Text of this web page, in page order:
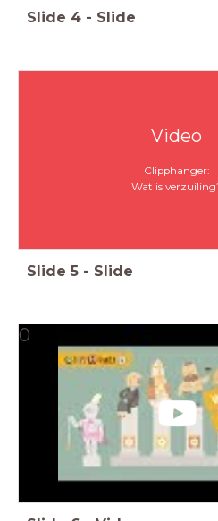
Slide 4 - Slide
Video
Clipphanger:
Wat is
Slide 5 - Slide
0